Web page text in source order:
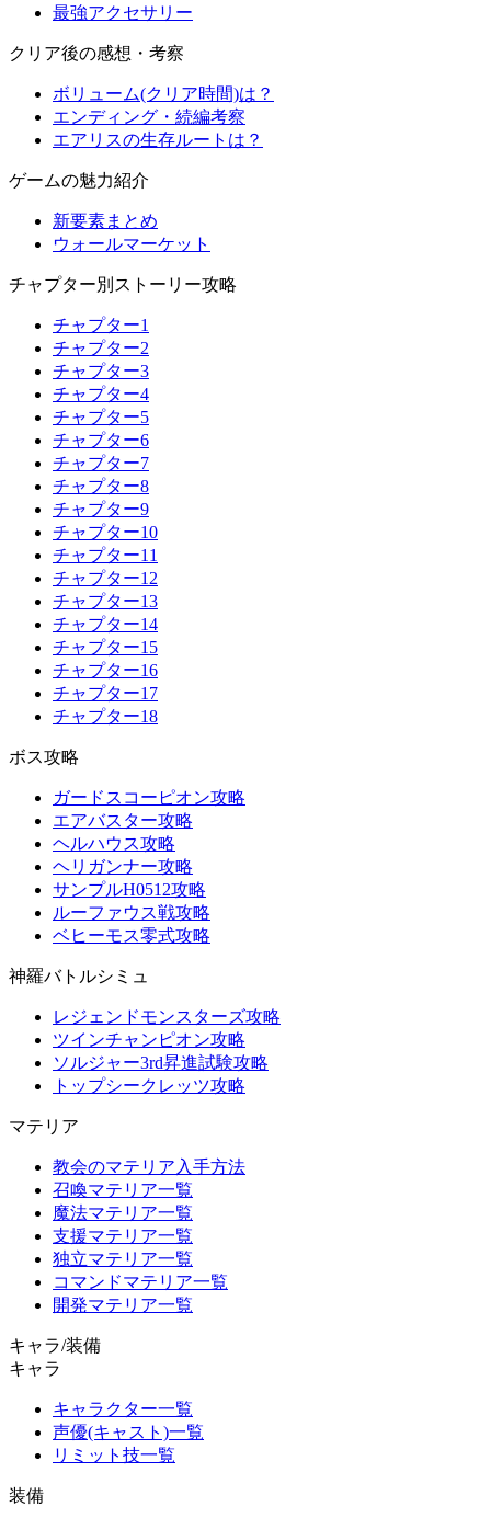
最強アクセサリー
クリア後の感想・考察
ボリューム(クリア時間)は？
エンディング・続編考察
エアリスの生存ルートは？
ゲームの魅力紹介
新要素まとめ
ウォールマーケット
チャプター別ストーリー攻略
チャプター1
チャプター2
チャプター3
チャプター4
チャプター5
チャプター6
チャプター7
チャプター8
チャプター9
チャプター10
チャプター11
チャプター12
チャプター13
チャプター14
チャプター15
チャプター16
チャプター17
チャプター18
ボス攻略
ガードスコーピオン攻略
エアバスター攻略
ヘルハウス攻略
ヘリガンナー攻略
サンプルH0512攻略
ルーファウス戦攻略
ベヒーモス零式攻略
神羅バトルシミュ
レジェンドモンスターズ攻略
ツインチャンピオン攻略
ソルジャー3rd昇進試験攻略
トップシークレッツ攻略
マテリア
教会のマテリア入手方法
召喚マテリア一覧
魔法マテリア一覧
支援マテリア一覧
独立マテリア一覧
コマンドマテリア一覧
開発マテリア一覧
キャラ/装備
キャラ
キャラクター一覧
声優(キャスト)一覧
リミット技一覧
装備